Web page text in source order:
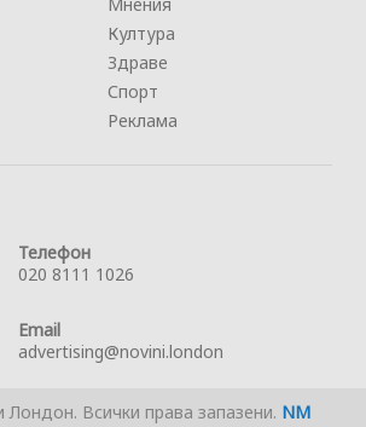
Мнения
Култура
Здраве
Спорт
Реклама
Телефон
020 8111 1026
Email
advertising@novini.london
Всички права запазени. NM